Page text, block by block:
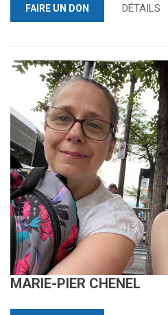
FAIRE UN DON DÉTAILS
MARIE-PIER CHENEL